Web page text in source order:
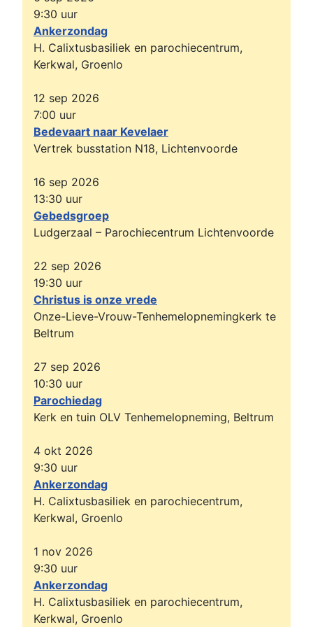
9:30 uur
Ankerzondag
H. Calixtusbasiliek en parochiecentrum,
Kerkwal, Groenlo
12 sep 2026
7:00 uur
Bedevaart naar Kevelaer
Vertrek busstation N18, Lichtenvoorde
16 sep 2026
13:30 uur
Gebedsgroep
Ludgerzaal – Parochiecentrum Lichtenvoorde
22 sep 2026
19:30 uur
Christus is onze vrede
Onze-Lieve-Vrouw-Tenhemelopnemingkerk te
Beltrum
27 sep 2026
10:30 uur
Parochiedag
Kerk en tuin OLV Tenhemelopneming, Beltrum
4 okt 2026
9:30 uur
Ankerzondag
H. Calixtusbasiliek en parochiecentrum,
Kerkwal, Groenlo
1 nov 2026
9:30 uur
Ankerzondag
H. Calixtusbasiliek en parochiecentrum,
Kerkwal, Groenlo
Wim te Woerd
Andriessenhuis, voorheen Haarstraat 15, Beltrum
Wilfried Hoitink (Prutje)
Jos Hemmink Voslaan
5, Beltrum
Elly te Vogt-Timmer
Doortje Groot Zevert-Bleumink
Hassinkhof, voorheen Heelweg 1, Beltrum
Dennis Severt
Jan Stoteler
Avesterweg 10, Beltrum
Wietze Middelhuis
Heelweg 4a, Beltrum
Marietje Luttikholt-Nijbroek
Sien Dreierink-Aalberink
Waterdijk 4, Beltrum
Bennie Rinders
Gerard Maarse
Hassinkhof, voorheen Dorpsstraat 40, Beltrum
Hennie Orriëns
Avesterweg 18, Beltrum
Aloys Wiegerinck
Riek te Bogt-te Fruchte
Avesterweg 11, Beltrum